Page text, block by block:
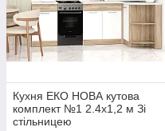
Кухня ЕКО НОВА кутова
комплект №1 2.4х1,2 м Зі
стільницею